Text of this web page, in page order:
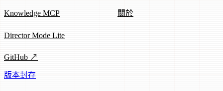
Knowledge MCP
Director Mode Lite
GitHub ↗
關於
版本封存